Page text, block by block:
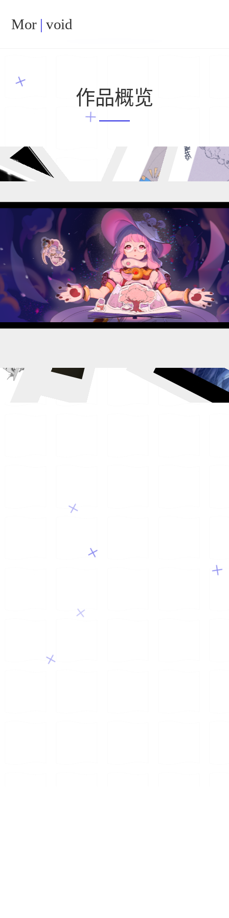
Mor | void
作品概览
镜子后的我
魔法书
竹熊的魔法书
AND
绮良
爱学习的精
空中散步